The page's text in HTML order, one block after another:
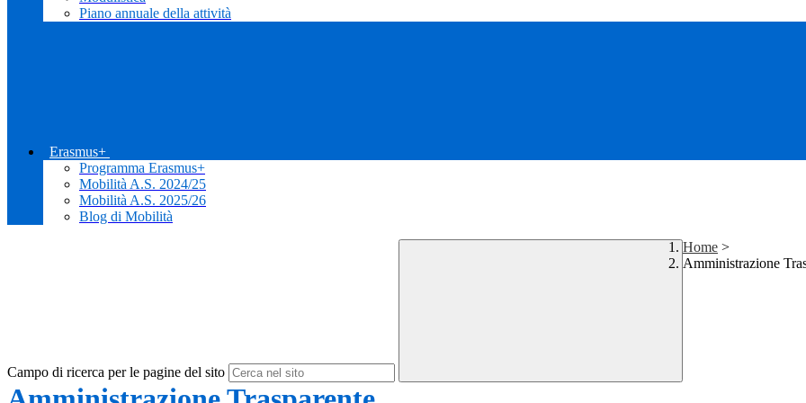
Piano annuale della attività
Erasmus+
Programma Erasmus+
Mobilità A.S. 2024/25
Mobilità A.S. 2025/26
Blog di Mobilità
Campo di ricerca per le pagine del sito
Home >
Amministrazione